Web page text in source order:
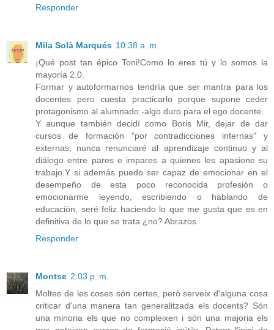
Responder
Mila Solà Marqués 10:38 a. m.
¡Qué post tan épico Toni!Como lo eres tú y lo somos la
mayoría 2.0.
Formar y autoformarnos tendría que ser mantra para los
docentes pero cuesta practicarlo porque supone ceder
protagonismo al alumnado -algo duro para el ego docente.
Y aunque también decidí como Boris Mir, dejar de dar
cursos de formación "por contradicciones internas" y
externas, nunca renunciaré al aprendizaje continuo y al
diálogo entre pares e impares a quienes les apasione su
trabajo.Y si además puedo ser capaz de emocionar en el
desempeño de esta poco reconocida profesión o
emocionarme leyendo, escribiendo o hablando de
educación, seré feliz haciendo lo que me gusta que es en
definitiva de lo que se trata ¿no? Abrazos
Responder
Montse 2:03 p. m.
Moltes de les coses són certes, però serveix d'alguna cosa
criticar d'una manera tan generalitzada els docents? Són
una minoria els que no compleixen i són una majoria els